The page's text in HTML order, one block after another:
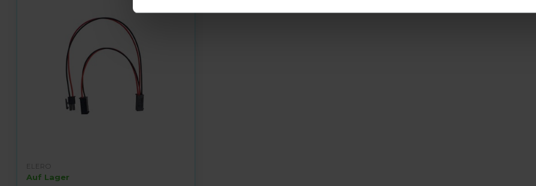
ELERO
Auf Lager